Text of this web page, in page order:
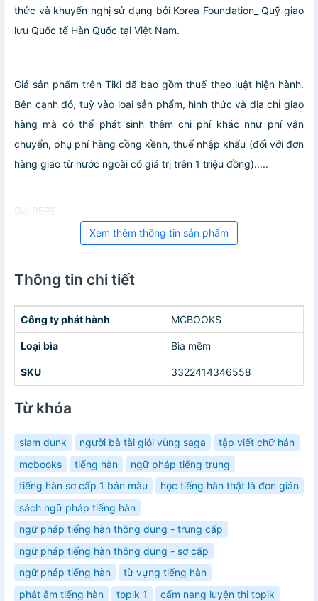
thức và khuyến nghị sử dụng bởi Korea Foundation_ Quỹ giao
lưu Quốc tế Hàn Quốc tại Việt Nam.
Giá sản phẩm trên Tiki đã bao gồm thuế theo luật hiện hành.
Bên cạnh đó, tuỳ vào loại sản phẩm, hình thức và địa chỉ giao
hàng mà có thể phát sinh thêm chi phí khác như phí vận
chuyển, phụ phí hàng cồng kềnh, thuế nhập khẩu (đối với đơn
hàng giao từ nước ngoài có giá trị trên 1 triệu đồng).....
Giá PEPE
Xem thêm thông tin sản phẩm
Thông tin chi tiết
Công ty phát hành MCBOOKS
Loại bìa Bìa mềm
SKU 3322414346558
Từ khóa
slam dunk người bà tài giỏi vùng saga
tập viết chữ hán
mcbooks
tiếng hàn
ngữ pháp tiếng trung
tiếng hàn sơ cấp 1 bản màu
học tiếng hàn thật là đơn giản
sách ngữ pháp tiếng hàn
ngữ pháp tiếng hàn thông dụng - trung cấp
ngữ pháp tiếng hàn thông dụng - sơ cấp
ngữ pháp tiếng hàn
từ vựng tiếng hàn
phát âm tiếng hàn
topik 1
cẩm nang luyện thi topik